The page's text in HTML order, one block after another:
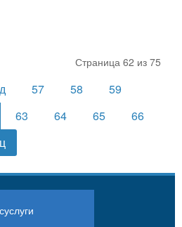
Страница 62 из 75
57 58
59
63 64 65
66